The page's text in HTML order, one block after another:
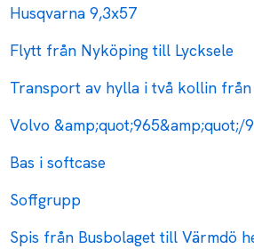
Husqvarna 9,3x57
Flytt från Nyköping till Lycksele
Transport av hylla i två kollin
Volvo &amp;quot;965&amp;quot;/
Bas i softcase
Soffgrupp
Spis från Busbolaget till Värmdö